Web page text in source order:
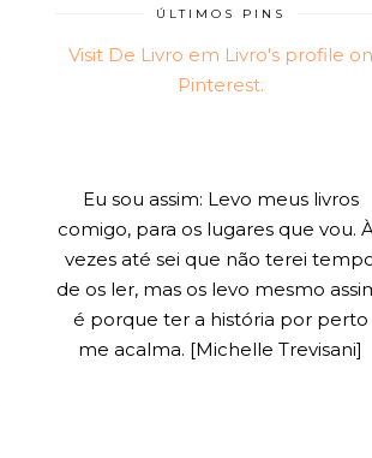
ÚLTIMOS PINS
Visit De Livro em Livro's profile on
Pinterest.
Eu sou assim: Levo meus livros
comigo, para os lugares que vou.
vezes até sei que não terei
de os ler, mas os levo mesmo
é porque ter a história por perto
me acalma. [Michelle Trevisani]